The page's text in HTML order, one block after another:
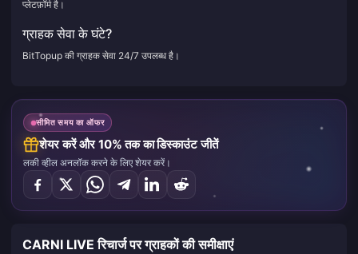
प्लेटफ़ॉर्म है।
ग्राहक सेवा के घंटे?
BitTopup की ग्राहक सेवा 24/7 उपलब्ध है।
सीमित समय का ऑफर
शेयर करें और 10% तक का डिस्काउंट जीतें
लकी व्हील अनलॉक करने के लिए शेयर करें।
CARNI LIVE रिचार्ज पर ग्राहकों की समीक्षाएं